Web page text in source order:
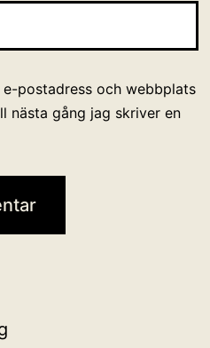
postadress och webbplats
nästa gång jag skriver en